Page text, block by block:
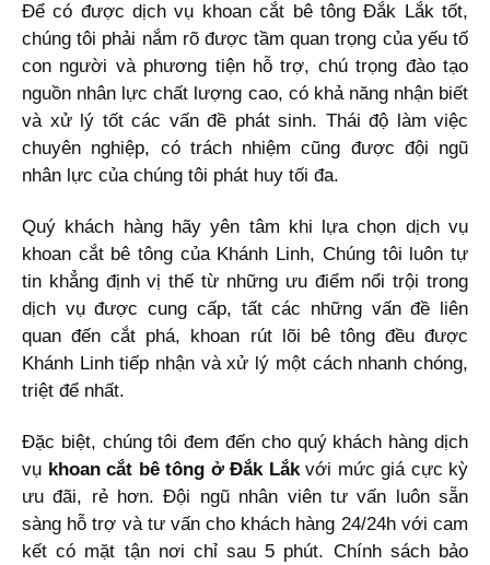
Để có được dịch vụ khoan cắt bê tông Đắk Lắk tốt,
chúng tôi phải nắm rõ được tầm quan trọng của yếu tố
con người và phương tiện hỗ trợ, chú trọng đào tạo
nguồn nhân lực chất lượng cao, có khả năng nhận biết
và xử lý tốt các vấn đề phát sinh. Thái độ làm việc
chuyên nghiệp, có trách nhiệm cũng được đội ngũ
nhân lực của chúng tôi phát huy tối đa.
Quý khách hàng hãy yên tâm khi lựa chọn dịch vụ
khoan cắt bê tông của Khánh Linh, Chúng tôi luôn tự
tin khẳng định vị thế từ những ưu điểm nổi trội trong
dịch vụ được cung cấp, tất các những vấn đề liên
quan đến cắt phá, khoan rút lõi bê tông đều được
Khánh Linh tiếp nhận và xử lý một cách nhanh chóng,
triệt để nhất.
Đặc biệt, chúng tôi đem đến cho quý khách hàng dịch
vụ khoan cắt bê tông ở Đắk Lắkvới mức giá cực kỳ
ưu đãi, rẻ hơn. Đội ngũ nhân viên tư vấn luôn sẵn
sàng hỗ trợ và tư vấn cho khách hàng 24/24h với cam
kết có mặt tận nơi chỉ sau 5 phút. Chính sách bảo